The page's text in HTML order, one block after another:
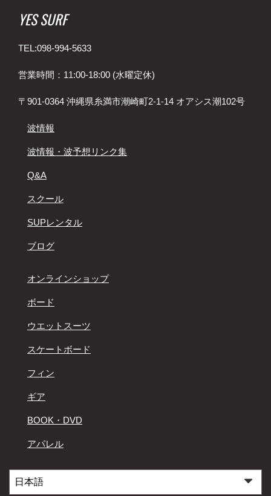
YES SURF
TEL:098-994-5633
営業時間：11:00-18:00 (水曜定休)
〒901-0364 沖縄県糸満市潮崎町2-1-14 オアシス潮102号
波情報
波情報・波予想リンク集
Q&A
スクール
SUPレンタル
ブログ
オンラインショップ
ボード
ウエットスーツ
スケートボード
フィン
ギア
BOOK・DVD
アパレル